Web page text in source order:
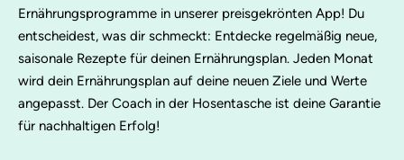
Ernährungsprogramme in unserer preisgekrönten App! Du
entscheidest, was dir schmeckt: Entdecke regelmäßig neue,
saisonale Rezepte für deinen Ernährungsplan. Jeden Monat
wird dein Ernährungsplan auf deine neuen Ziele und Werte
angepasst. Der Coach in der Hosentasche ist deine Garantie
für nachhaltigen Erfolg!